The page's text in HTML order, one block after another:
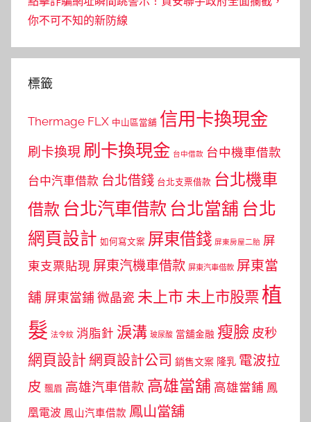
你不可不知的新防線
標籤
Thermage FLX 中山區當舖 信用卡換現金
刷卡換現 刷卡換現金 台中借款 台中機車借款
台中汽車借款 台北借錢 台北支票借款 台北機車
借款 台北汽車借款 台北當舖 台北
網頁設計 如何寫文案 屏東借錢 屏東房屋二胎 屏
東支票貼現 屏東汽機車借款 屏東汽車借款 屏東當
舖 屏東當鋪 微晶瓷 未上市 未上市股票植
髮 法令紋 消脂針 淚溝 玻尿酸 當舖金融 瘦臉 皮秒
網頁設計 網頁設計公司 銷售文案 隆乳 電波拉
皮 飄眉 高雄汽車借款 高雄當舖 高雄當鋪 鳳
凰電波 鳳山汽車借款 鳳山當舖